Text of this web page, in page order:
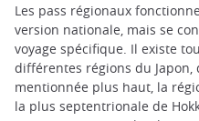
Les pass régionaux
version nationale, mais se
voyage spécifique. Il existe
différentes régions du
mentionnée plus haut, la
la plus septentrionale de